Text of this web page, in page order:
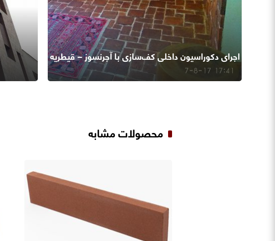
اجرای دکوراسیون داخلی کف‌سازی با آجرنسوز – قیطریه
محصولات مشابه